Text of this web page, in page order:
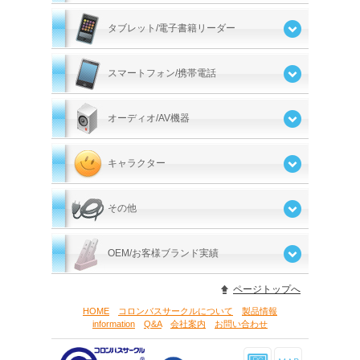
タブレット/電子書籍リーダー
スマートフォン/携帯電話
オーディオ/AV機器
キャラクター
その他
OEM/お客様ブランド実績
ページトップへ
HOME コロンバスサークルについて
製品情報
information
Q&A 会社案内 お問い合わせ